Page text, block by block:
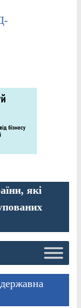
які